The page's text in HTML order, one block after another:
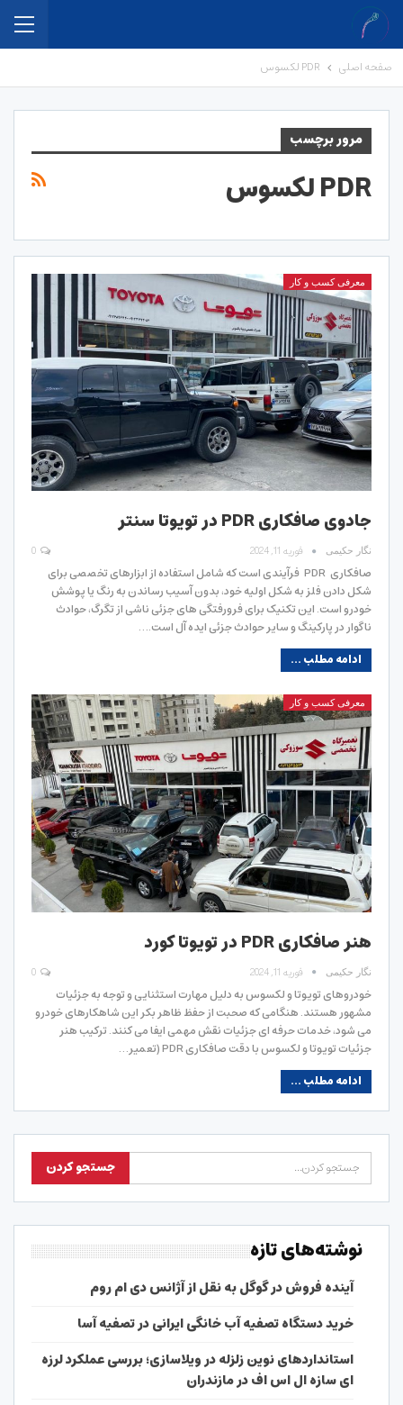
صفحه اصلی PDR لکسوس
مرور برچسب
PDR لکسوس
معرفی کسب و کار
جادوی صافکاری PDR در تویوتا سنتر
نگار حکیمی فوریه 11, 2024
صافکاری PDR فرآیندی است که شامل استفاده از ابزارهای تخصصی برای
شکل دادن فلز به شکل اولیه خود، بدون آسیب رساندن به رنگ یا پوشش
خودرو است. این تکنیک برای فرورفتگی های جزئی ناشی از تگرگ، حوادث
ناگوار در پارکینگ و سایر حوادث جزئی ایده آل است.…
ادامه مطلب ...
معرفی کسب و کار
هنر صافکاری PDR در تویوتا کورد
نگار حکیمی فوریه 11, 2024
خودروهای تویوتا و لکسوس به دلیل مهارت استثنایی و توجه به جزئیات
مشهور هستند. هنگامی که صحبت از حفظ ظاهر بکر این شاهکارهای خودرو
می شود، خدمات حرفه ای جزئیات نقش مهمی ایفا می کنند. ترکیب هنر
جزئیات تویوتا و لکسوس با دقت صافکاری PDR (تعمیر…
ادامه مطلب ...
نوشته‌های تازه
آینده فروش در گوگل به نقل از آژانس دی ام روم
خرید دستگاه تصفیه آب خانگی ایرانی در تصفیه آسا
استانداردهای نوین زلزله در ویلاسازی؛ بررسی عملکرد لرزه
ای سازه ال اس اف در مازندران